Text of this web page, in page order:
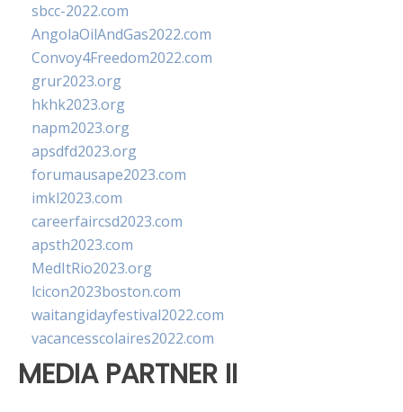
sbcc-2022.com
AngolaOilAndGas2022.com
Convoy4Freedom2022.com
grur2023.org
hkhk2023.org
napm2023.org
apsdfd2023.org
forumausape2023.com
imkl2023.com
careerfaircsd2023.com
apsth2023.com
MedItRio2023.org
lcicon2023boston.com
waitangidayfestival2022.com
vacancesscolaires2022.com
MEDIA PARTNER II